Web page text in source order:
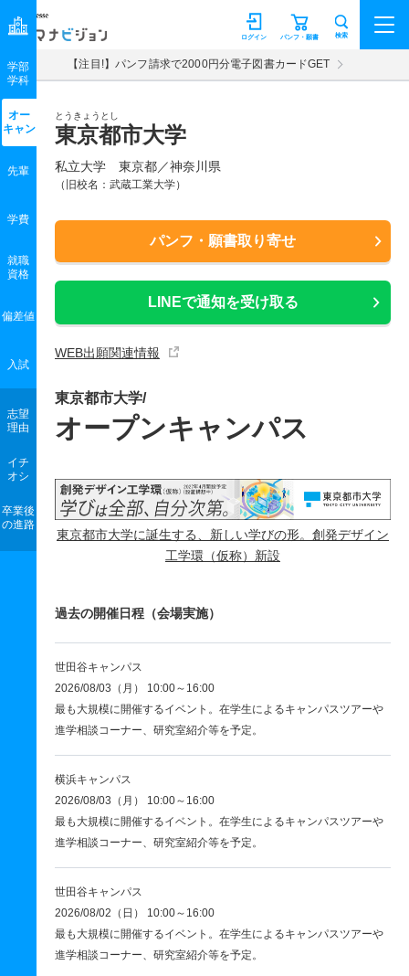
マナビジョン パンフ・願書
ログイン 検索
【注目!】パンフ請求で2000円分電子図書カードGET
とうきょうとし
東京都市大学
私立大学 東京都／神奈川県
（旧校名：武蔵工業大学）
パンフ・願書取り寄せ
LINEで通知を受け取る
WEB出願関連情報
学部
学科
オー
キャン
先輩
学費
就職
資格
偏差値
入試
志望
理由
イチ
オシ
卒業後
の進路
東京都市大学/
オープンキャンパス
東京都市大学に誕生する、新しい学びの形。創発デザイン
工学環（仮称）新設
過去の開催日程（会場実施）
世田谷キャンパス
2026/08/03（月） 10:00～16:00
最も大規模に開催するイベント。在学生によるキャンパスツアーや
進学相談コーナー、研究室紹介等を予定。
横浜キャンパス
2026/08/03（月） 10:00～16:00
最も大規模に開催するイベント。在学生によるキャンパスツアーや
進学相談コーナー、研究室紹介等を予定。
世田谷キャンパス
2026/08/02（日） 10:00～16:00
最も大規模に開催するイベント。在学生によるキャンパスツアーや
進学相談コーナー、研究室紹介等を予定。